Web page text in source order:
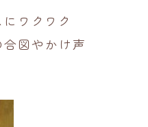
ワクワク
図やかけ声